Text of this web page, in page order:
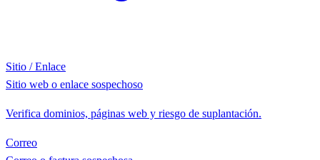
Sitio / Enlace
Sitio web o enlace sospechoso
Verifica dominios, páginas web y riesgo de suplantación.
Correo